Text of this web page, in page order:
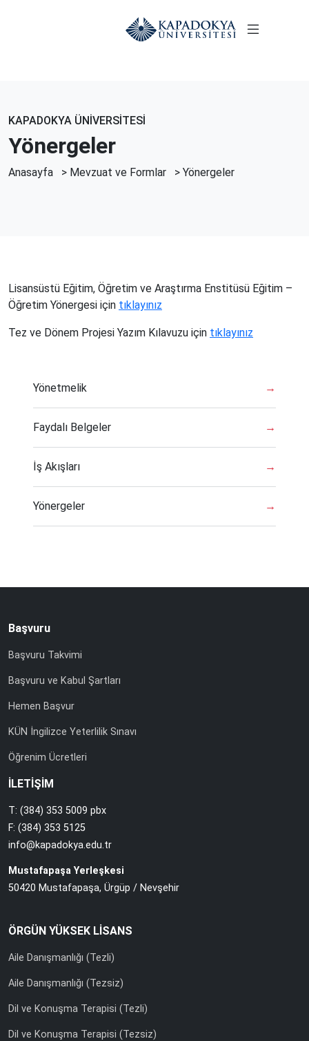
KAPADOKYA ÜNİVERSİTESİ
Yönergeler
Anasayfa > Mevzuat ve Formlar > Yönergeler
Lisansüstü Eğitim, Öğretim ve Araştırma Enstitüsü Eğitim –
Öğretim Yönergesi için tıklayınız
Tez ve Dönem Projesi Yazım Kılavuzu için tıklayınız
Yönetmelik →
Faydalı Belgeler →
İş Akışları →
Yönergeler →
Başvuru
Başvuru Takvimi
Başvuru ve Kabul Şartları
Hemen Başvur
KÜN İngilizce Yeterlilik Sınavı
Öğrenim Ücretleri
İLETİŞİM
T: (384) 353 5009 pbx
F: (384) 353 5125
info@kapadokya.edu.tr
Mustafapaşa Yerleşkesi
50420 Mustafapaşa, Ürgüp / Nevşehir
ÖRGÜN YÜKSEK LİSANS
Aile Danışmanlığı (Tezli)
Aile Danışmanlığı (Tezsiz)
Dil ve Konuşma Terapisi (Tezli)
Dil ve Konuşma Terapisi (Tezsiz)